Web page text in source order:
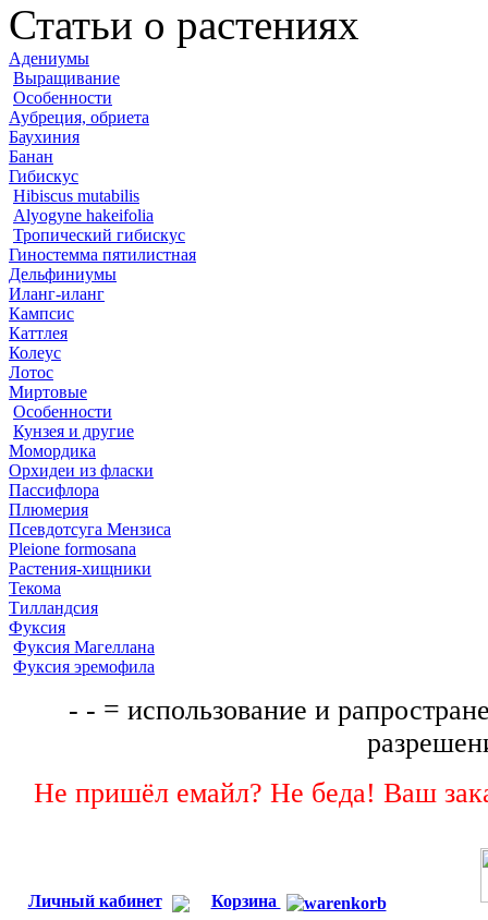
Статьи о растениях
Адениумы
Выращивание
Особенности
Аубреция, обриета
Баухиния
Банан
Гибискус
Hibiscus mutabilis
Alyogyne hakeifolia
Тропический гибискус
Гиностемма пятилистная
Дельфиниумы
Иланг-иланг
Кампсис
Каттлея
Колеус
Лотос
Миртовые
Особенности
Кунзея и другие
Момордика
Орхидеи из фласки
Пассифлора
Плюмерия
Псевдотсуга Мензиса
Pleione formosana
Растения-хищники
Текома
Тилландсия
Фуксия
Фуксия Магеллана
Фуксия эремофила
- - = использование и
Не пришёл емайл? Не беда! Ваш
Личный кабинет Корзина